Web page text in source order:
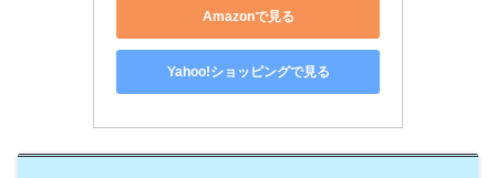
Amazonで見る
Yahoo!ショッピングで見る